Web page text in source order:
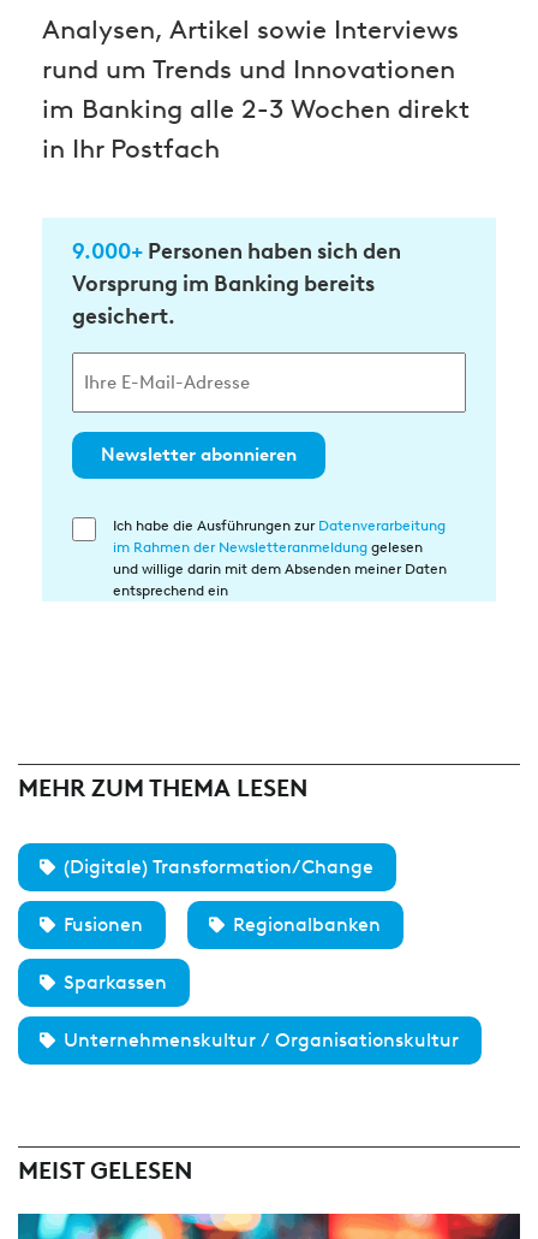
Analysen, Artikel sowie Interviews
rund um Trends und Innovationen
im Banking alle 2-3 Wochen direkt
in Ihr Postfach
9.000+ Personen haben sich den
Vorsprung im Banking bereits
gesichert.
Newsletter abonnieren
Einwilligung
Ich habe die Ausführungen zur Datenverarbeitung
im Rahmen der Newsletteranmeldung gelesen
und willige darin mit dem Absenden meiner Daten
entsprechend ein
MEHR ZUM THEMA LESEN
(Digitale) Transformation/Change
Fusionen Regionalbanken
Sparkassen
Unternehmenskultur / Organisationskultur
MEIST GELESEN